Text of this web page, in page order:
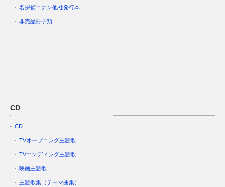
名探偵コナン他社発行本
非売品冊子類
CD
CD
TVオープニング主題歌
TVエンディング主題歌
映画主題歌
主題歌集（テーマ曲集）